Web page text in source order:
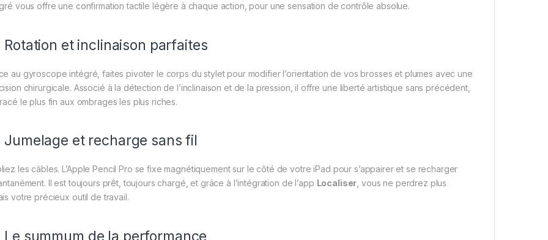
vous offre une confirmation tactile légère à chaque action, pour une sensation de contrôle absolue.
Rotation et inclinaison parfaites
au gyroscope intégré, faites pivoter le corps du stylet pour modifier l’orientation de vos brosses et plumes avec une
chirurgicale. Associé à la détection de l’inclinaison et de la pression, il offre une liberté artistique sans précédent,
le plus fin aux ombrages les plus riches.
Jumelage et recharge sans fil
les câbles. L’Apple Pencil Pro se fixe magnétiquement sur le côté de votre iPad pour s’appairer et se recharger
Il est toujours prêt, toujours chargé, et grâce à l’intégration de l’app Localiser, vous ne perdrez plus
votre précieux outil de travail.
Le summum de la performance